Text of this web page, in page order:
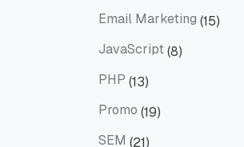
Email Marketing (15)
JavaScript(8)
PHP (13)
Promo (19)
SEM (21)